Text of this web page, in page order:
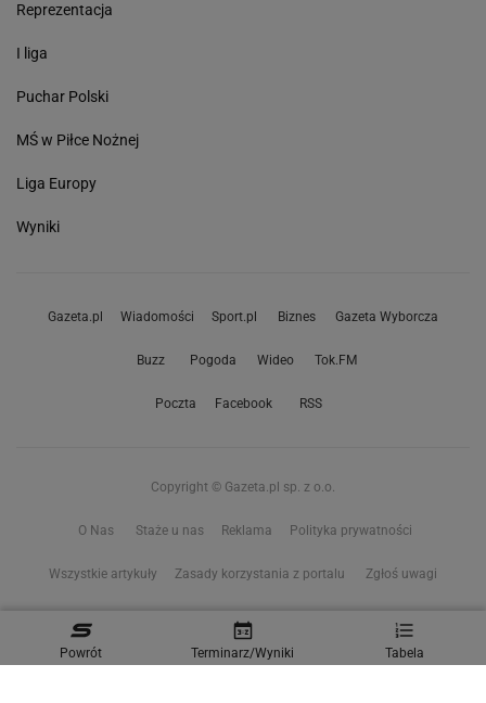
Powrót Terminarz/Wyniki Tabela
Reprezentacja
I liga
Puchar Polski
MŚ w Piłce Nożnej
Liga Europy
Wyniki
Gazeta.pl Wiadomości Sport.pl Biznes Gazeta Wyborcza
Buzz Pogoda Wideo Tok.FM
Poczta Facebook RSS
Copyright © Gazeta.pl sp. z o.o.
O Nas Staże u nas Reklama Polityka prywatności
Wszystkie artykuły Zasady korzystania z portalu Zgłoś uwagi